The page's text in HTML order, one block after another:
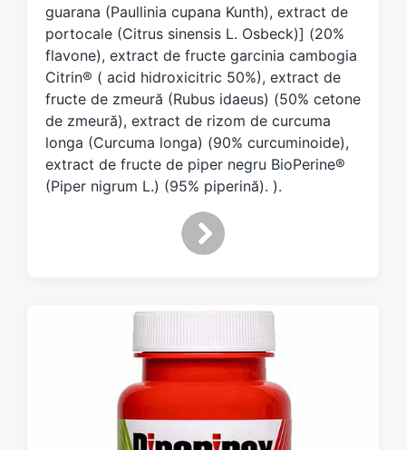
guarana (Paullinia cupana Kunth), extract de
portocale (Citrus sinensis L. Osbeck)] (20%
flavone), extract de fructe garcinia cambogia
Citrin® ( acid hidroxicitric 50%), extract de
fructe de zmeură (Rubus idaeus) (50% cetone
de zmeură), extract de rizom de curcuma
longa (Curcuma longa) (90% curcuminoide),
extract de fructe de piper negru BioPerine®
(Piper nigrum L.) (95% piperină). ).